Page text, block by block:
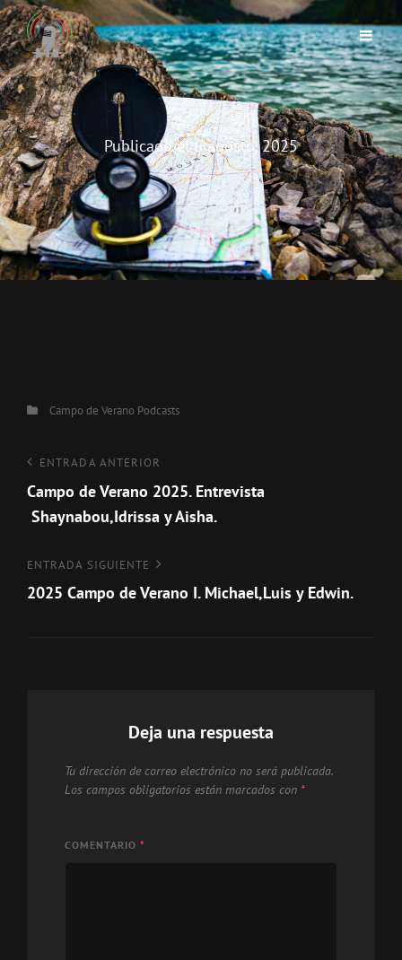
Publicado el6 agosto, 2025
CategoríasCampo de Verano Podcasts
Navegación
de
entradas
Entrada
anterior
ENTRADA ANTERIOR
Campo de Verano 2025. Entrevista
Shaynabou,Idrissa y Aisha.
Entrada
siguiente
ENTRADA SIGUIENTE
2025 Campo de Verano I. Michael,Luis y Edwin.
Deja una respuesta
Tu dirección de correo electrónico no será publicada.
Los campos obligatorios están marcados con *
COMENTARIO *